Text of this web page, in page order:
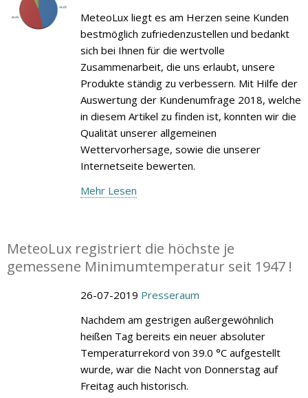
MeteoLux liegt es am Herzen seine Kunden
bestmöglich zufriedenzustellen und bedankt
sich bei Ihnen für die wertvolle
Zusammenarbeit, die uns erlaubt, unsere
Produkte ständig zu verbessern. Mit Hilfe der
Auswertung der Kundenumfrage 2018, welche
in diesem Artikel zu finden ist, konnten wir die
Qualität unserer allgemeinen
Wettervorhersage, sowie die unserer
Internetseite bewerten.
Mehr Lesen
MeteoLux registriert die höchste je
gemessene Minimumtemperatur seit 1947 !
26-07-2019 Presseraum
Nachdem am gestrigen außergewöhnlich
heißen Tag bereits ein neuer absoluter
Temperaturrekord von 39.0 °C aufgestellt
wurde, war die Nacht von Donnerstag auf
Freitag auch historisch.